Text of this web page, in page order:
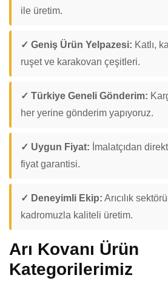
ile üretim.
✓ Geniş Ürün Yelpazesi: Katlı,
ruşet ve karakovan çeşitleri.
✓ Türkiye Geneli Gönderim:
her yerine gönderim yapıyoruz.
✓ Uygun Fiyat: İmalatçıdan
fiyat garantisi.
✓ Deneyimli Ekip: Arıcılık
kadromuzla kaliteli üretim.
Arı Kovanı Ürün
Kategorilerimiz